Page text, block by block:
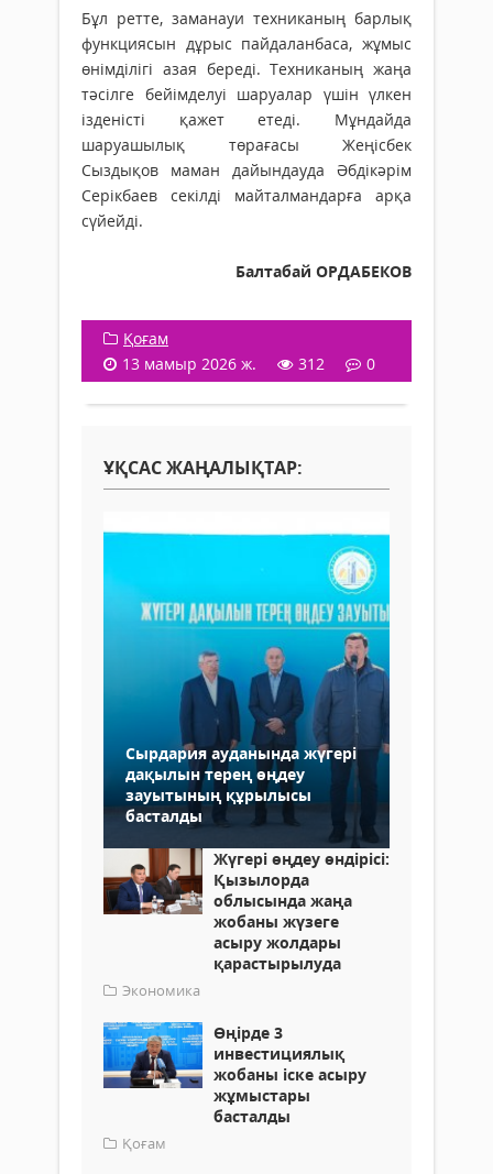
Бұл ретте, заманауи техниканың барлық
функциясын дұрыс пайдаланбаса, жұмыс
өнімділігі азая береді. Техниканың жаңа
тәсілге бейімделуі шаруалар үшін үлкен
ізденісті қажет етеді. Мұндайда
шаруашылық төрағасы Жеңісбек
Сыздықов маман дайындауда Әбдікәрім
Серікбаев секілді майталмандарға арқа
сүйейді.
Балтабай ОРДАБЕКОВ
Қоғам
13 мамыр 2026 ж.
312 0
ҰҚСАС ЖАҢАЛЫҚТАР:
Сырдария ауданында жүгері
дақылын терең өңдеу
зауытының құрылысы
басталды
Жүгері өңдеу өндірісі:
Қызылорда
облысында жаңа
жобаны жүзеге
асыру жолдары
қарастырылуда
Экономика
Өңірде 3
инвестициялық
жобаны іске асыру
жұмыстары
басталды
Қоғам